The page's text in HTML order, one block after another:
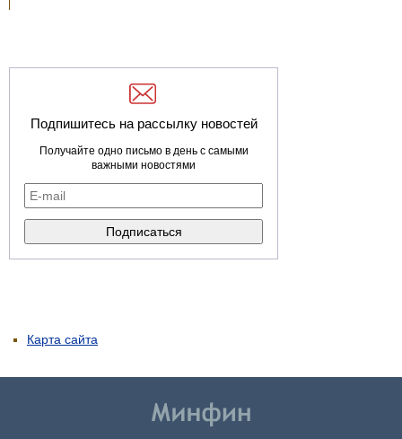
Подпишитесь на рассылку новостей
Получайте одно письмо в день с самыми
важными новостями
Карта сайта